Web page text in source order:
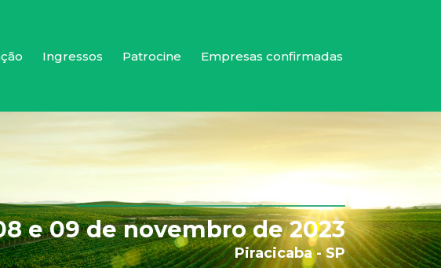
Ingressos Patrocine Empresas confirmadas
e 09 de novembro de 2023
Piracicaba - SP